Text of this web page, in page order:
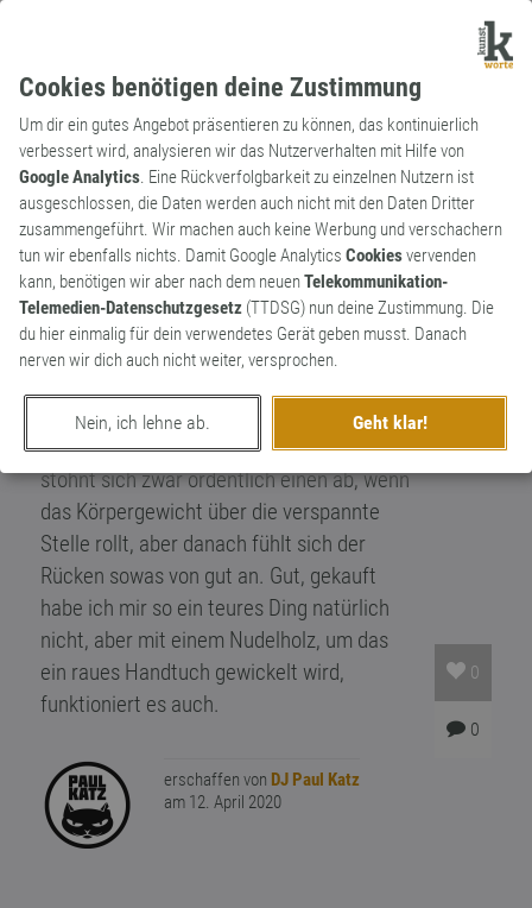
Cookies benötigen deine Zustimmung
Um dir ein gutes Angebot präsentieren zu können, das kontinuierlich
verbessert wird, analysieren wir das Nutzerverhalten mit Hilfe von
Google Analytics. Eine Rückverfolgbarkeit zu einzelnen Nutzern ist
ausgeschlossen, die Daten werden auch nicht mit den Daten Dritter
zusammengeführt. Wir machen auch keine Werbung und verschachern
tun wir ebenfalls nichts. Damit Google Analytics Cookiesvervenden
kann, benötigen wir aber nach dem neuenTelekommunikation-
Telemedien-Datenschutzgesetz (TTDSG) nun deine Zustimmung. Die
du hier einmalig für dein verwendetes Gerät geben musst. Danach
nerven wir dich auch nicht weiter, versprochen.
Nein, ich lehne ab. Geht klar!
Kunstwort
Redewendung
Ich roll mir einen runter
Da mich seit einer Woche
Rückenschmerzen plagen (die
Nebenwirkung von vier Wochen
ominösen Rückenrollen ausprobiert. Und
siehe da: die helfen tatsächlich. Man
stöhnt sich zwar ordentlich einen ab, wenn
das Körpergewicht über die verspannte
Stelle rollt, aber danach fühlt sich der
Rücken sowas von gut an. Gut, gekauft
habe ich mir so ein teures Ding natürlich
nicht, aber mit einem Nudelholz, um das
ein raues Handtuch gewickelt wird,
funktioniert es auch.
0
0
erschaffen von DJ Paul Katz
am 12. April 2020